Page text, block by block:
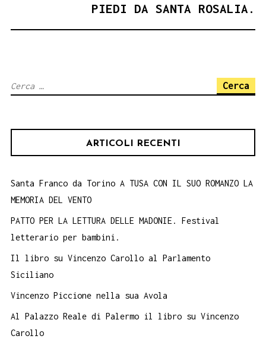
PIEDI DA SANTA ROSALIA.
Ricerca
ARTICOLI RECENTI
Santa Franco da Torino A TUSA CON IL SUO ROMANZO LA
MEMORIA DEL VENTO
PATTO PER LA LETTURA DELLE MADONIE. Festival
letterario per bambini.
Il libro su Vincenzo Carollo al Parlamento
Siciliano
Vincenzo Piccione nella sua Avola
Al Palazzo Reale di Palermo il libro su Vincenzo
Carollo